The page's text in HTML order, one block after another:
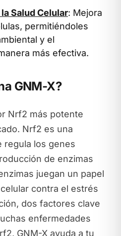
Salud Celular: Mejora
permitiéndoles
y el
más efectiva.
GNM-X?
Nrf2 más potente
Nrf2 es una
regula los genes
de enzimas
juegan un papel
contra el estrés
dos factores clave
enfermedades
GNM-X ayuda a tu